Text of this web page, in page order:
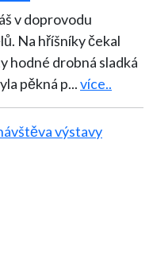
v doprovodu
Na hříšníky čekal
hodné drobná sladká
pěkná p...více..